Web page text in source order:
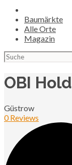
Baumärkte
Alle Orte
Magazin
Suchen
nach:
OBI
Güstrow
0 Reviews